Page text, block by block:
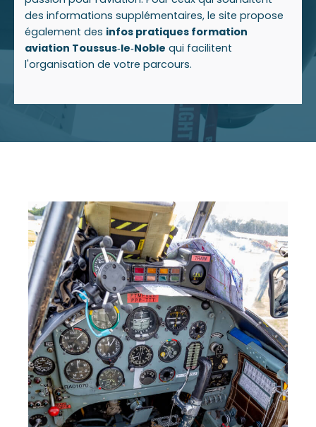
des informations supplémentaires, le site propose
également des infos pratiques formation
aviation Toussus‑le‑Noble qui facilitent
l'organisation de votre parcours.